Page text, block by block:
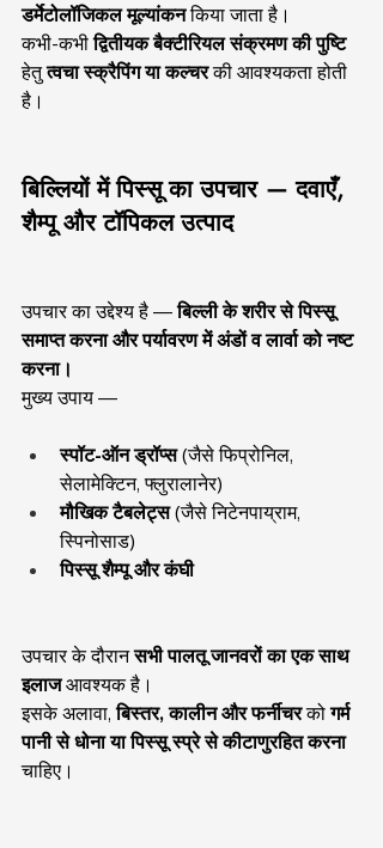
डर्मेटोलॉजिकल मूल्यांकन किया जाता है।
कभी-कभी द्वितीयक बैक्टीरियल संक्रमण की पुष्टि
हेतु त्वचा स्क्रैपिंग या कल्चर की आवश्यकता होती
है।
बिल्लियों में पिस्सू का उपचार — दवाएँ,
शैम्पू और टॉपिकल उत्पाद
उपचार का उद्देश्य है — बिल्ली के शरीर से पिस्सू
समाप्त करना और पर्यावरण में अंडों व लार्वा को नष्ट
करना।
मुख्य उपाय —
स्पॉट-ऑन ड्रॉप्स (जैसे फिप्रोनिल,
सेलामेक्टिन, फ्लुरालानेर)
मौखिक टैबलेट्स (जैसे निटेनपाय्राम,
स्पिनोसाड)
पिस्सू शैम्पू और कंघी
उपचार के दौरान सभी पालतू जानवरों का एक साथ
इलाज आवश्यक है।
इसके अलावा, बिस्तर, कालीन और फर्नीचर को गर्म
पानी से धोना या पिस्सू स्प्रे से कीटाणुरहित करना
चाहिए।